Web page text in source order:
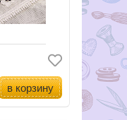
в корзину